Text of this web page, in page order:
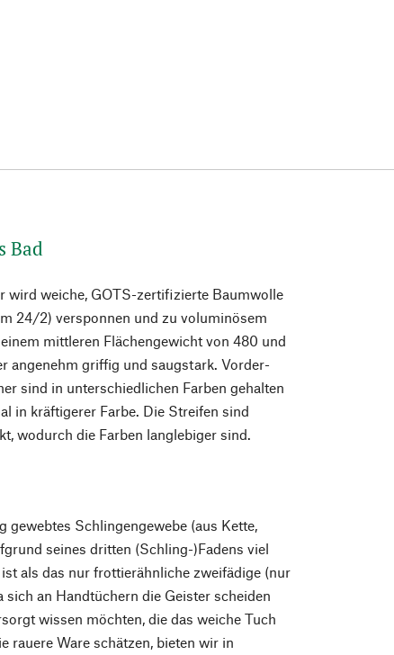
Bad
wird weiche, GOTS-zertifizierte Baumwolle
24/2) versponnen und zu voluminösem
mittleren Flächengewicht von 480 und
angenehm griffig und saugstark. Vorder-
sind in unterschiedlichen Farben gehalten
in kräftigerer Farbe. Die Streifen sind
wodurch die Farben langlebiger sind.
gewebtes Schlingengewebe (aus Kette,
seines dritten (Schling-)Fadens viel
als das nur frottierähnliche zweifädige (nur
sich an Handtüchern die Geister scheiden
wissen möchten, die das weiche Tuch
rauere Ware schätzen, bieten wir in